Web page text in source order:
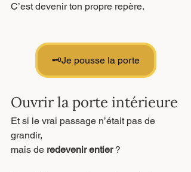
C’est devenir ton propre repère.
🗝Je pousse la porte
Ouvrir la porte intérieure
Et si le vrai passage n’était pas de
grandir,
mais de redevenir entier ?